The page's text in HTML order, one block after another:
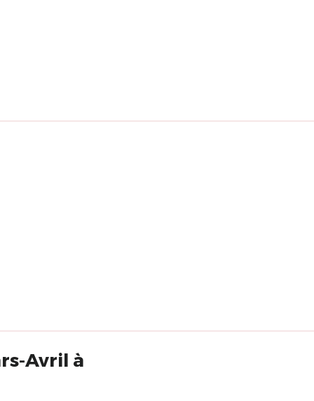
Avril à